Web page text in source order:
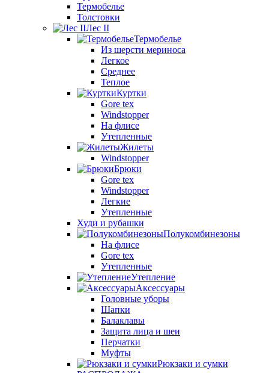
Термобелье
Толстовки
Лес II
Термобелье
Из шерсти мериноса
Легкое
Среднее
Теплое
Куртки
Gore tex
Windstopper
На флисе
Утепленные
Жилеты
Windstopper
Брюки
Gore tex
Windstopper
Легкие
Утепленные
Худи и рубашки
Полукомбинезоны
На флисе
Gore tex
Утепленные
Утепление
Аксессуары
Головные уборы
Шапки
Балаклавы
Защита лица и шеи
Перчатки
Муфты
Рюкзаки и сумки